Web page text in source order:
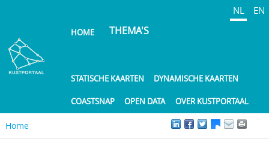
de
inhoud
gaan
NL EN
HOME THEMA'S
STATISCHE KAARTEN DYNAMISCHE KAARTEN
COASTSNAP OPEN DATA OVER KUSTPORTAAL
Home